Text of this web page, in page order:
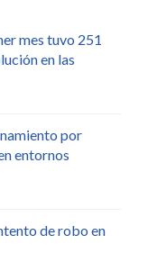
mes tuvo 251
en las
por
entornos
de robo en